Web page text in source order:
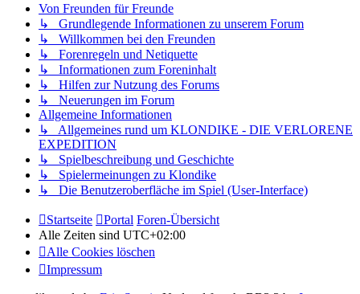
Von Freunden für Freunde
↳ Grundlegende Informationen zu unserem Forum
↳ Willkommen bei den Freunden
↳ Forenregeln und Netiquette
↳ Informationen zum Foreninhalt
↳ Hilfen zur Nutzung des Forums
↳ Neuerungen im Forum
Allgemeine Informationen
↳ Allgemeines rund um KLONDIKE - DIE VERLORENE
EXPEDITION
↳ Spielbeschreibung und Geschichte
↳ Spielermeinungen zu Klondike
↳ Die Benutzeroberfläche im Spiel (User-Interface)
Startseite Portal Foren-Übersicht
Alle Zeiten sind UTC+02:00
Alle Cookies löschen
Impressum